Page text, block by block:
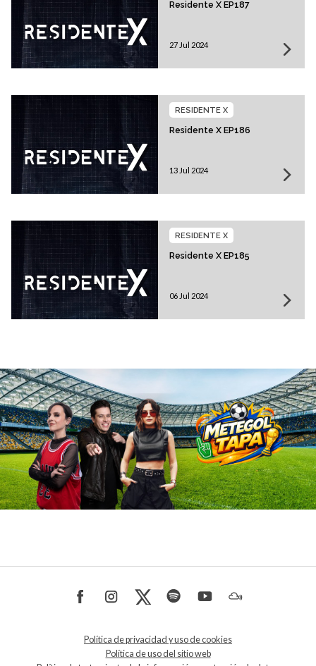
Residente X EP187
27 Jul 2024
Residente X EP186
RESIDENTE X
13 Jul 2024
Residente X EP185
RESIDENTE X
06 Jul 2024
Política de privacidad y uso de cookies
Política de uso del sitio web